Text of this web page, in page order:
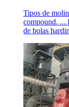
Tipos de
compound. ...
de bolas